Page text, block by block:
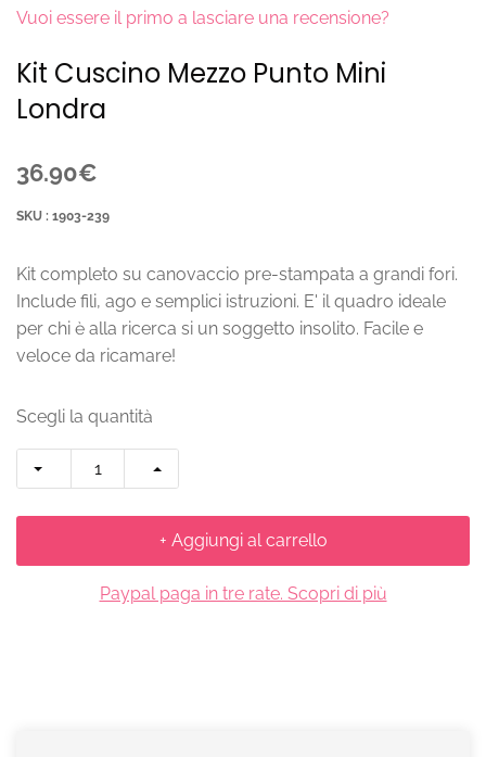
Vuoi essere il primo a lasciare una recensione?
Kit Cuscino Mezzo Punto Mini
Londra
36.90€
SKU : 1903-239
Kit completo su canovaccio pre-stampata a grandi fori.
Include fili, ago e semplici istruzioni. E' il quadro ideale
per chi è alla ricerca si un soggetto insolito. Facile e
veloce da ricamare!
Scegli la quantità
+ Aggiungi al carrello
Paypal paga in tre rate. Scopri di più